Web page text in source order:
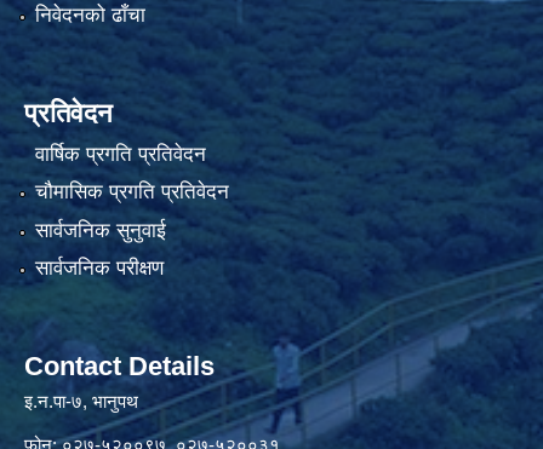
निवेदनको ढाँचा
प्रतिवेदन
वार्षिक प्रगति प्रतिवेदन
चौमासिक प्रगति प्रतिवेदन
सार्वजनिक सुनुवाई
सार्वजनिक परीक्षण
Contact Details
इ.न.पा-७, भानुपथ
फोन: ०२७-५२००९७ ,०२७-५२००३१